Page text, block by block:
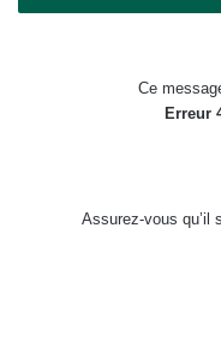
Ce
Erreur
Assurez-vous qu’il